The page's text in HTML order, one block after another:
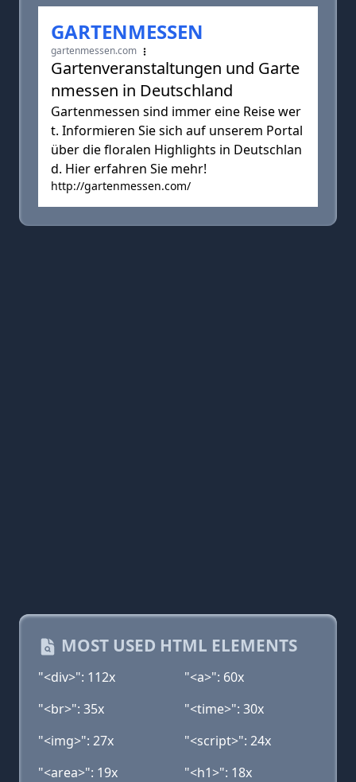
GARTENMESSEN
gartenmessen.com
Gartenveranstaltungen und Garte
nmessen in Deutschland
Gartenmessen sind immer eine Reise wer
t. Informieren Sie sich auf unserem Portal
über die floralen Highlights in Deutschlan
d. Hier erfahren Sie mehr!
http://gartenmessen.com/
MOST USED HTML ELEMENTS
"<div>": 112x
"<a>": 60x
"<br>": 35x
"<time>": 30x
"<img>": 27x
"<script>": 24x
"<area>": 19x
"<h1>": 18x